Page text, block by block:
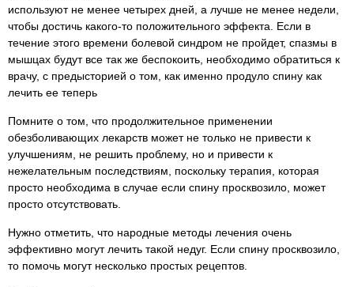
используют не менее четырех дней, а лучше не менее недели,
чтобы достичь какого-то положительного эффекта. Если в
течение этого времени болевой синдром не пройдет, спазмы в
мышцах будут все так же беспокоить, необходимо обратиться к
врачу, с предысторией о том, как именно продуло спину как
лечить ее теперь
Помните о том, что продолжительное применении
обезболивающих лекарств может не только не привести к
улучшениям, не решить проблему, но и привести к
нежелательным последствиям, поскольку терапия, которая
просто необходима в случае если спину просквозило, может
просто отсутствовать.
Нужно отметить, что народные методы лечения очень
эффективно могут лечить такой недуг. Если спину просквозило,
то помочь могут несколько простых рецептов.